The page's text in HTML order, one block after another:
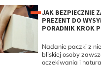
JAK BEZPIECZNIE
PREZENT DO
PORADNIK KROK
Nadanie paczki z
bliskiej osoby
oczekiwania i